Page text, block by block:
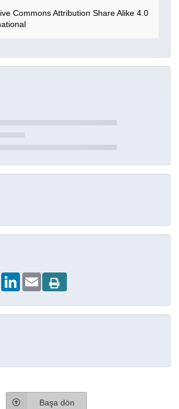
Commons Attribution Share Alike 4.0
TwitterLinkedIn
Email
Başa dön